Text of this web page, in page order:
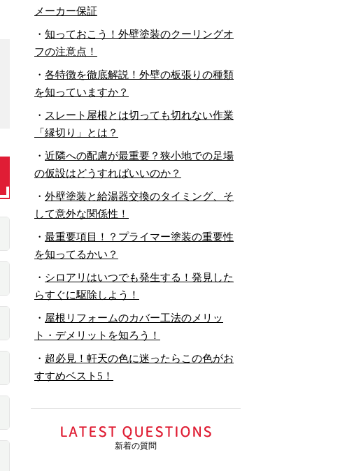
メーカー保証
・ 知っておこう！外壁塗装のクーリングオ
フの注意点！
・ 各特徴を徹底解説！外壁の板張りの種類
を知っていますか？
・ スレート屋根とは切っても切れない作業
「縁切り」とは？
・ 近隣への配慮が最重要？狭小地での足場
の仮設はどうすればいいのか？
・ 外壁塗装と給湯器交換のタイミング、そ
して意外な関係性！
・ 最重要項目！？プライマー塗装の重要性
を知ってるかい？
・ シロアリはいつでも発生する！発見した
らすぐに駆除しよう！
・ 屋根リフォームのカバー工法のメリッ
ト・デメリットを知ろう！
・ 超必見！軒天の色に迷ったらこの色がお
すすめベスト5！
新着の質問